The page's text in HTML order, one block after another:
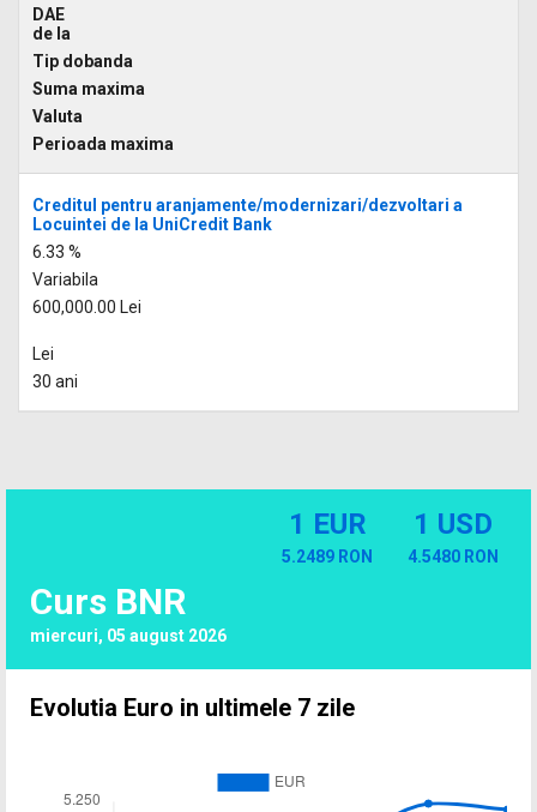
DAE
de la
Tip dobanda
Suma maxima
Valuta
Perioada maxima
Creditul pentru aranjamente/modernizari/dezvoltari a
Locuintei de la UniCredit Bank
6.33 %
Variabila
600,000.00 Lei
Lei
30 ani
Curs BNR
miercuri, 05 august 2026
1 EUR
5.2489 RON
1 USD
4.5480 RON
Evolutia Euro in ultimele 7 zile